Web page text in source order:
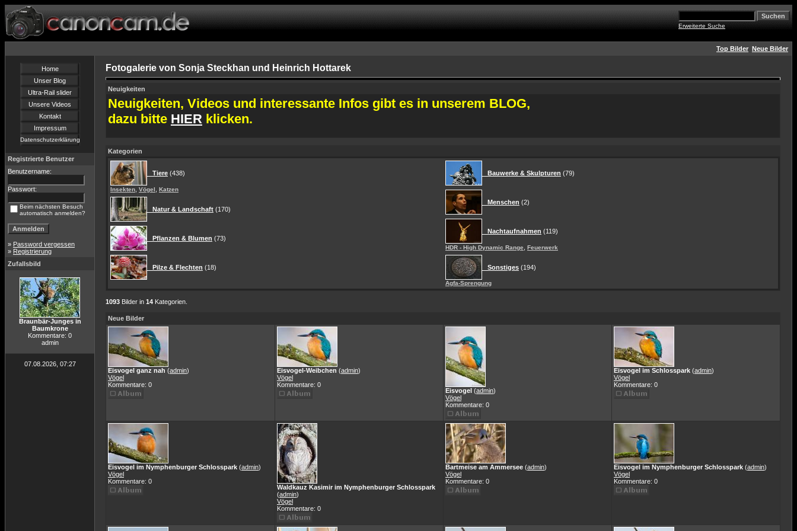
Erweiterte Suche
Top Bilder Neue Bilder
Home
Unser Blog
Ultra-Rail slider
Unsere Videos
Kontakt
Impressum
Datenschutzerklärung
Registrierte Benutzer
Benutzername:
Passwort:
Beim nächsten Besuch
automatisch anmelden?
» Password vergessen
» Registrierung
Zufallsbild
Braunbär-Junges in
Baumkrone
Kommentare: 0
admin
07.08.2026, 07:27
Fotogalerie von Sonja Steckhan und Heinrich Hottarek
Neuigkeiten
Neuigkeiten, Videos und interessante Infos gibt es in unserem BLOG,
dazu bitte HIER klicken.
Kategorien
Tiere (438)
Insekten Vögel Katzen
Natur & Landschaft (170)
Pflanzen & Blumen (73)
Pilze & Flechten (18)
Bauwerke & Skulpturen (79)
Menschen (2)
Nachtaufnahmen (119)
HDR - High Dynamic Range Feuerwerk
Sonstiges (194)
Agfa-Sprengung
1093 Bilder in 14 Kategorien.
Neue Bilder
Eisvogel ganz nah (admin)
Vögel
Kommentare: 0
Eisvogel-Weibchen (admin)
Vögel
Kommentare: 0
Eisvogel (admin)
Vögel
Kommentare: 0
Eisvogel im Schlosspark (admin)
Vögel
Kommentare: 0
Eisvogel im Nymphenburger Schlosspark (admin)
Vögel
Kommentare: 0
Waldkauz Kasimir im Nymphenburger Schlosspark
(admin)
Vögel
Kommentare: 0
Bartmeise am Ammersee (admin)
Vögel
Kommentare: 0
Eisvogel im Nymphenburger Schlosspark (admin)
Vögel
Kommentare: 0